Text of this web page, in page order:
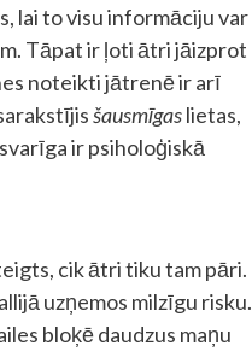
lai to visu informāciju var
Tāpat ir ļoti ātri jāizprot
noteikti jātrenē ir arī
šausmīgaslietas,
ir psiholoģiskā
cik ātri tiku tam pāri.
uzņemos milzīgu risku.
bloķē daudzus maņu